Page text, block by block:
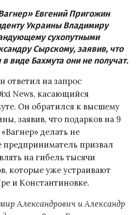
Евгений Пригожин
Украины Владимиру
сухопутными
Сырскому, заявив, что
виде Бахмута они не получат.
ответил на запрос
News, касающийся
Он обратился к высшему
заявив, что подарков на 9
делать не
предприниматель призвал
на гибель тысячи
которые уже устраивают
и Константиновке.
Александрович и Александр